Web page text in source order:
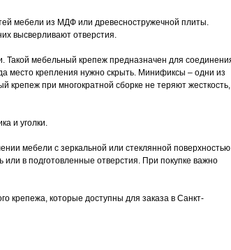
мебели из МДФ или древесностружечной плиты.
высверливают отверстия.
Такой мебельный крепеж предназначен для
место крепления нужно скрыть. Минификсы – одни из
при многократной сборке не теряют
и уголки.
мебели с зеркальной или стеклянной
в подготовленные отверстия. При покупке важно
крепежа, которые доступны для заказа в Санкт-